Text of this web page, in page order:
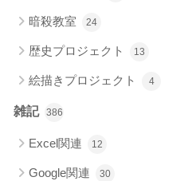
暗殺教室 24
歴史プロジェクト 13
絵描きプロジェクト 4
雑記 386
Excel関連 12
Google関連 30